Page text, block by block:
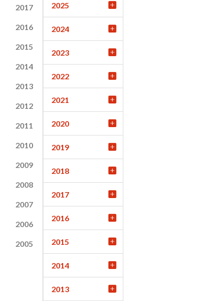
2017
2016
2015
2014
2013
2012
2011
2010
2009
2008
2007
2006
2005
2025
2024
2023
2022
2021
2020
2019
2018
2017
2016
2015
2014
2013